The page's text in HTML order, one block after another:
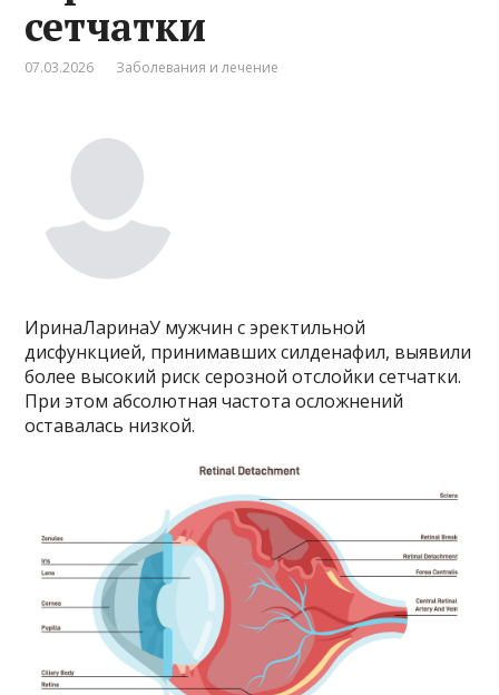
сетчатки
07.03.2026 Заболевания и лечение
ИринаЛаринаУ мужчин с эректильной
дисфункцией, принимавших силденафил, выявили
более высокий риск серозной отслойки сетчатки.
При этом абсолютная частота осложнений
оставалась низкой.